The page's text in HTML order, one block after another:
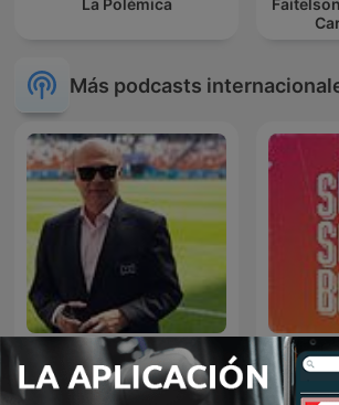
La Polémica
Más podcasts
Palabras Mayores - Carlos
Antonio Vélez